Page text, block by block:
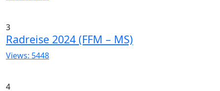
3
Radreise 2024 (FFM – MS)
Views: 5448
4